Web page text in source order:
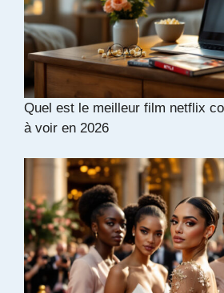
Quel est le meilleur film netflix
à voir en 2026